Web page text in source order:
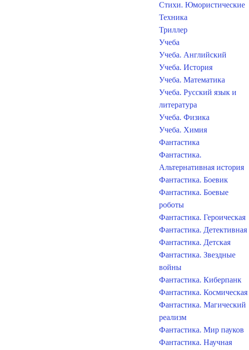
Стихи. Юмористические
Техника
Триллер
Учеба
Учеба. Английский
Учеба. История
Учеба. Математика
Учеба. Русский язык и
литература
Учеба. Физика
Учеба. Химия
Фантастика
Фантастика.
Альтернативная история
Фантастика. Боевик
Фантастика. Боевые
роботы
Фантастика. Героическая
Фантастика. Детективная
Фантастика. Детская
Фантастика. Звездные
войны
Фантастика. Киберпанк
Фантастика. Космическая
Фантастика. Магический
реализм
Фантастика. Мир пауков
Фантастика. Научная